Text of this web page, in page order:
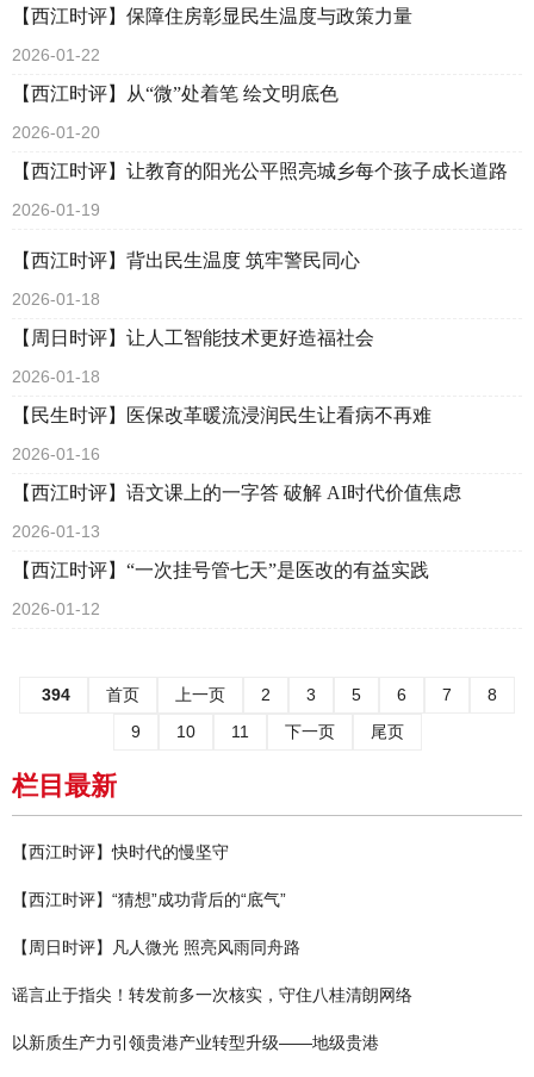
【西江时评】保障住房彰显民生温度与政策力量
2026-01-22
【西江时评】从“微”处着笔 绘文明底色
2026-01-20
【西江时评】让教育的阳光公平照亮城乡每个孩子成长道路
2026-01-19
【西江时评】背出民生温度 筑牢警民同心
2026-01-18
【周日时评】让人工智能技术更好造福社会
2026-01-18
【民生时评】医保改革暖流浸润民生让看病不再难
2026-01-16
【西江时评】语文课上的一字答 破解 AI时代价值焦虑
2026-01-13
【西江时评】“一次挂号管七天”是医改的有益实践
2026-01-12
394 首页 上一页 2 3 5 6 7
8
9
10 11 下一页 尾页
栏目最新
【西江时评】快时代的慢坚守
【西江时评】“猜想”成功背后的“底气”
【周日时评】凡人微光 照亮风雨同舟路
谣言止于指尖！转发前多一次核实，守住八桂清朗网络
以新质生产力引领贵港产业转型升级——地级贵港